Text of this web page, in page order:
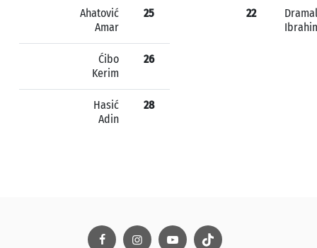
Ahatović
Amar
25
Ćibo
Kerim
26
Hasić
Adin
28
22